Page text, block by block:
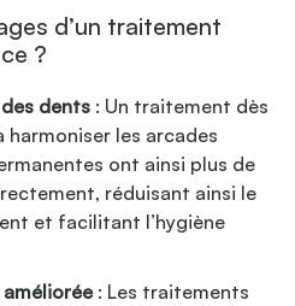
d’un traitement
?
dents : Un traitement dès
harmoniser les arcades
ont ainsi plus de
réduisant ainsi le
et facilitant l’hygiène
: Les traitements